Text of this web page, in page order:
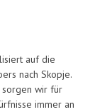
auf die
nach Skopje.
sorgen wir für
immer an